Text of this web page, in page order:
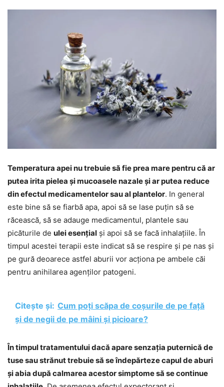
Temperatura apei nu trebuie să fie prea mare pentru că ar
putea irita pielea și mucoasele nazale și ar putea reduce
din efectul medicamentelor sau al plantelor. In general
este bine să se fiarbă apa, apoi să se lase puțin să se
răcească, să se adauge medicamentul, plantele sau
picăturile de ulei esențial și apoi să se facă inhalațiile. În
timpul acestei terapii este indicat să se respire și pe nas și
pe gură deoarece astfel aburii vor acționa pe ambele căi
pentru anihilarea agenților patogeni.
Citește și: Cum poți scăpa de coșurile de pe față
și de negii de pe mâini și picioare?
În timpul tratamentului dacă apare senzația puternică de
tuse sau strănut trebuie să se îndepărteze capul de aburi
și abia după calmarea acestor simptome să se continue